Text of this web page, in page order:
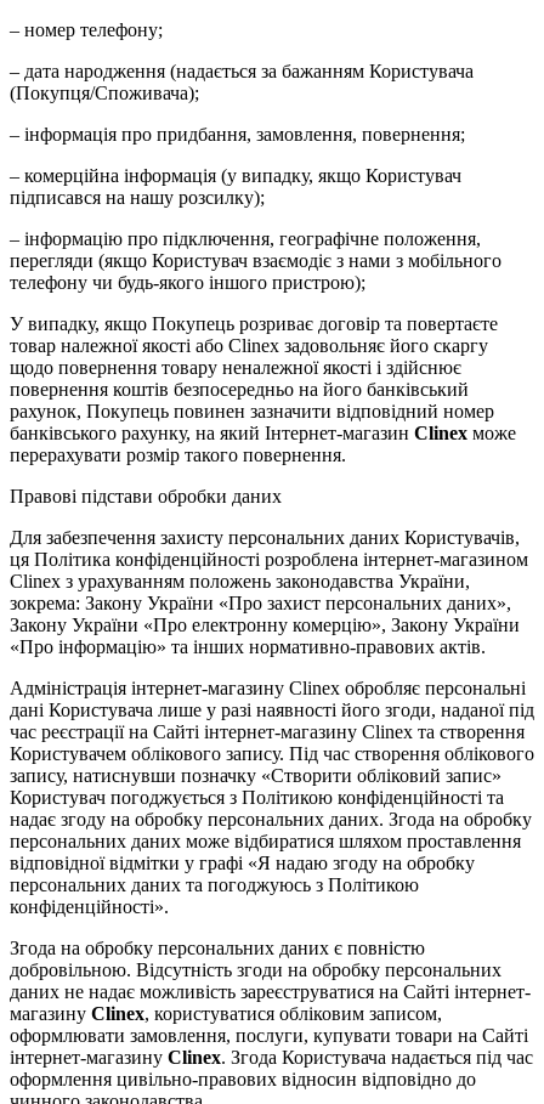
– номер телефону;
– дата народження (надається за бажанням Користувача
(Покупця/Споживача);
– інформація про придбання, замовлення, повернення;
– комерційна інформація (у випадку, якщо Користувач
підписався на нашу розсилку);
– інформацію про підключення, географічне положення,
перегляди (якщо Користувач взаємодіє з нами з мобільного
телефону чи будь-якого іншого пристрою);
У випадку, якщо Покупець розриває договір та повертаєте
товар належної якості або Clinex задовольняє його скаргу
щодо повернення товару неналежної якості і здійснює
повернення коштів безпосередньо на його банківський
рахунок, Покупець повинен зазначити відповідний номер
банківського рахунку, на який Інтернет-магазин Clinex може
перерахувати розмір такого повернення.
Правові підстави обробки даних
Для забезпечення захисту персональних даних Користувачів,
ця Політика конфіденційності розроблена інтернет-магазином
Clinex з урахуванням положень законодавства України,
зокрема: Закону України «Про захист персональних даних»,
Закону України «Про електронну комерцію», Закону України
«Про інформацію» та інших нормативно-правових актів.
Адміністрація інтернет-магазину Clinex обробляє персональні
дані Користувача лише у разі наявності його згоди, наданої під
час реєстрації на Сайті інтернет-магазину Clinex та створення
Користувачем облікового запису. Під час створення облікового
запису, натиснувши позначку «Створити обліковий запис»
Користувач погоджується з Політикою конфіденційності та
надає згоду на обробку персональних даних. Згода на обробку
персональних даних може відбиратися шляхом проставлення
відповідної відмітки у графі «Я надаю згоду на обробку
персональних даних та погоджуюсь з Політикою
конфіденційності».
Згода на обробку персональних даних є повністю
добровільною. Відсутність згоди на обробку персональних
даних не надає можливість зареєструватися на Сайті інтернет-
магазину Clinex, користуватися обліковим записом,
оформлювати замовлення, послуги, купувати товари на Сайті
інтернет-магазину Clinex. Згода Користувача надається під час
оформлення цивільно-правових відносин відповідно до